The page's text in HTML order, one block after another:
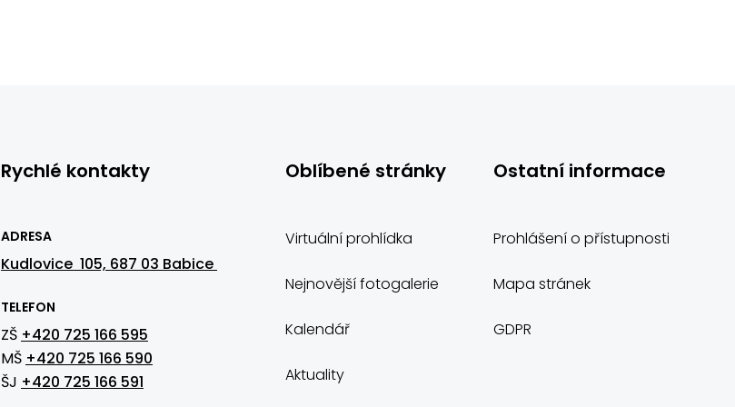
Rychlé kontakty
ADRESA
Kudlovice 105, 687 03 Babice
TELEFON
ZŠ +420 725 166 595
MŠ +420 725 166 590
ŠJ +420 725 166 591
Oblíbené stránky
Virtuální prohlídka
Nejnovější fotogalerie
Kalendář
Aktuality
Ostatní informace
Prohlášení o přístupnosti
Mapa stránek
GDPR